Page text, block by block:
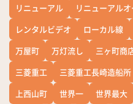
リニューアル
リニューアル
レンタルビデオ
ローカル線
万屋町
万灯流し 三ヶ町商
三菱重工
三菱重工長崎造船所
上西山町
世界一 世界最大